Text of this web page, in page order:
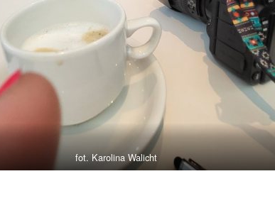
fot. Karolina Walicht